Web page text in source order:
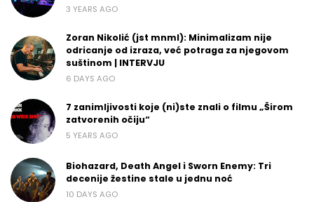
3 YEARS AGO
Zoran Nikolić (jst mnml): Minimalizam nije
odricanje od izraza, već potraga za njegovom
suštinom | INTERVJU
6 DAYS AGO
7 zanimljivosti koje (ni)ste znali o filmu „Širom
zatvorenih očiju“
5 YEARS AGO
Biohazard, Death Angel i Sworn Enemy: Tri
decenije žestine stale u jednu noć
10 DAYS AGO